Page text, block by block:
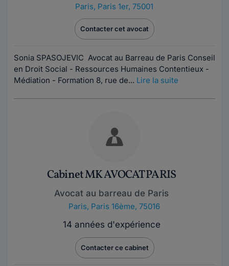
Paris, Paris 1er, 75001
Contacter cet avocat
Sonia SPASOJEVIC Avocat au Barreau de Paris Conseil
en Droit Social - Ressources Humaines Contentieux -
Médiation - Formation 8, rue de... Lire la suite
Cabinet MK AVOCAT PARIS
Avocat au barreau de Paris
Paris, Paris 16ème, 75016
14 années d'expérience
Contacter ce cabinet